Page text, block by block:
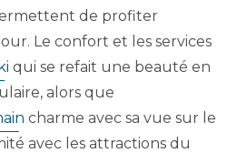
de profiter
Le confort et les services
qui se refait une beauté en
alors que
charme avec sa vue sur le
avec les attractions du